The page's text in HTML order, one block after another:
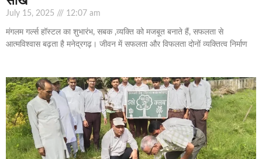
July 15, 2025 12:07 am
मंगलम गर्ल्स हॉस्टल का शुभारंभ, सबक ,व्यक्ति को मजबूत बनाते हैं, सफलता से
आत्मविश्वास बढ़ता है मनेद्रगढ़। जीवन में सफलता और विफलता दोनों व्यक्तित्व निर्माण